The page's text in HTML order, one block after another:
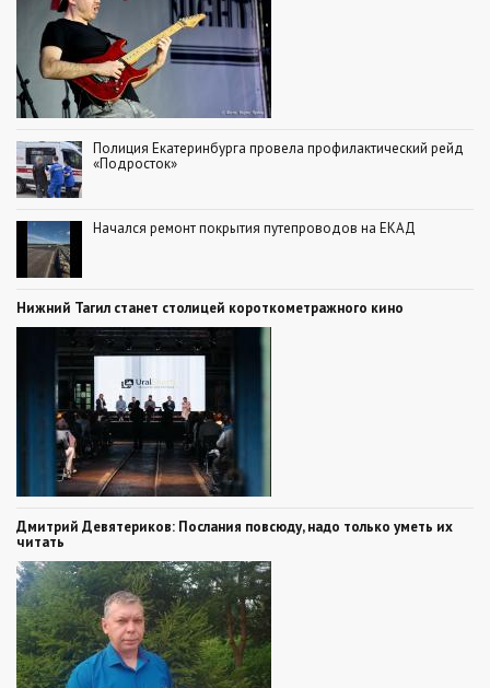
Полиция Екатеринбурга провела профилактический рейд
«Подросток»
Начался ремонт покрытия путепроводов на ЕКАД
Нижний Тагил станет столицей короткометражного кино
Дмитрий Девятериков: Послания повсюду, надо только уметь их
читать